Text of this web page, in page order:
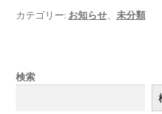
カテゴリー: お知らせ、 未分類
検索